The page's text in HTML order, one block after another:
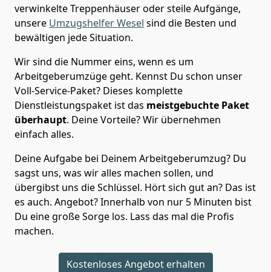
verwinkelte Treppenhäuser oder steile Aufgänge,
unsere Umzugshelfer Wesel sind die Besten und
bewältigen jede Situation.
Wir sind die Nummer eins, wenn es um
Arbeitgeberumzüge geht. Kennst Du schon unser
Voll-Service-Paket? Dieses komplette
Dienstleistungspaket ist das meistgebuchte Paket
überhaupt. Deine Vorteile? Wir übernehmen
einfach alles.
Deine Aufgabe bei Deinem Arbeitgeberumzug? Du
sagst uns, was wir alles machen sollen, und
übergibst uns die Schlüssel. Hört sich gut an? Das ist
es auch. Angebot? Innerhalb von nur 5 Minuten bist
Du eine große Sorge los. Lass das mal die Profis
machen.
Kostenloses Angebot erhalten